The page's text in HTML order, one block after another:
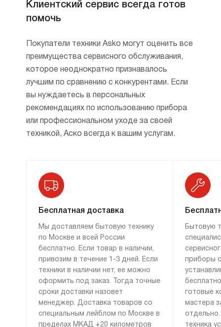
Клиентский сервис всегда готов
помочь
Покупатели техники Asko могут оценить все
преимущества сервисного обслуживания,
которое неоднократно признавалось
лучшим по сравнению с конкурентами. Если
вы нуждаетесь в персональных
рекомендациях по использованию прибора
или профессиональном уходе за своей
техникой, Аско всегда к вашим услугам.
Бесплатная доставка
Мы доставляем бытовую технику
по Москве и всей России
бесплатно. Если товар в наличии,
привозим в течение 1-3 дней. Если
техники в наличии нет, ее можно
оформить под заказ. Тогда точные
сроки доставки назовет
менеджер. Доставка товаров со
специальным лейблом по Москве в
пределах МКАД +20 километров
Бытовую
приборы
готовые
мастера
техника